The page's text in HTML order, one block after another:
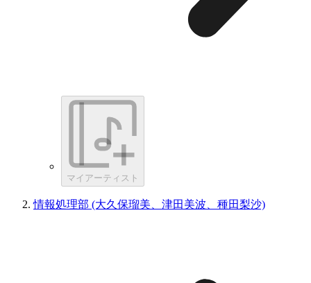
マイアーティスト
情報処理部 (大久保瑠美、津田美波、種田梨沙)